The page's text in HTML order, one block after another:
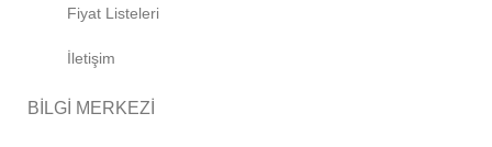
Fiyat Listeleri
İletişim
BİLGİ MERKEZİ